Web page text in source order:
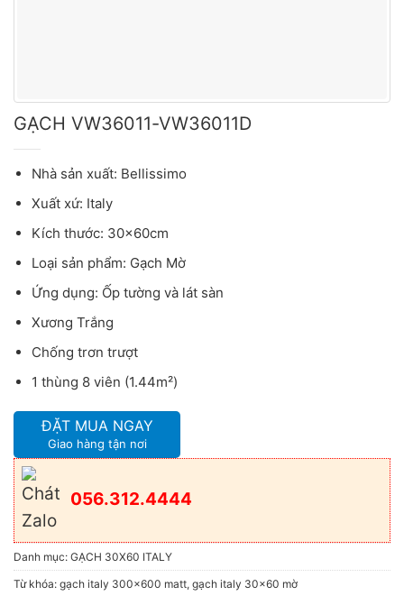
GẠCH VW36011-VW36011D
Nhà sản xuất: Bellissimo
Xuất xứ: Italy
Kích thước: 30x60cm
Loại sản phẩm: Gạch Mờ
Ứng dụng: Ốp tường và lát sàn
Xương Trắng
Chống trơn trượt
1 thùng 8 viên (1.44m²)
ĐẶT MUA NGAY
Giao hàng tận nơi
056.312.4444
Danh mục: GẠCH 30X60 ITALY
Từ khóa: gạch italy 300x600 matt, gạch italy 30x60 mờ